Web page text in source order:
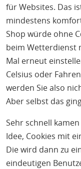
für Websites. Das
mindestens
Shop würde ohne
beim Wetterdienst
Mal erneut
Celsius oder
werden Sie also
Aber selbst das
Sehr schnell
Idee, Cookies mit
Die wird dann zu
eindeutigen